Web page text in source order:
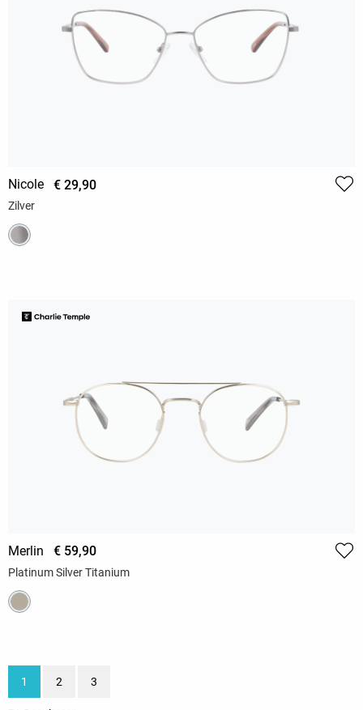
Nicole € 29,90
Zilver
Merlin € 59,90
Platinum Silver Titanium
1 2 3